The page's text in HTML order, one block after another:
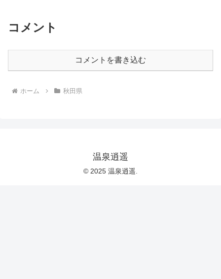
コメント
コメントを書き込む
ホーム 秋田県
温泉逍遥
© 2025 温泉逍遥.